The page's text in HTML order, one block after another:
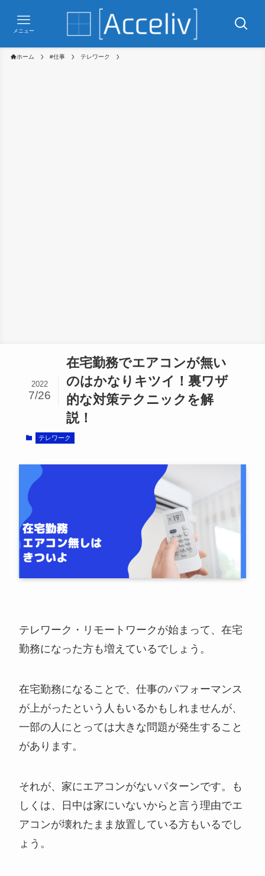
メニュー
ホーム #仕事 テレワーク
在宅勤務でエアコンが無い
のはかなりキツイ！裏ワザ
的な対策テクニックを解
説！
2022
7/26
テレワーク
テレワーク・リモートワークが始まって、在宅
勤務になった方も増えているでしょう。
在宅勤務になることで、仕事のパフォーマンス
が上がったという人もいるかもしれませんが、
一部の人にとっては大きな問題が発生すること
があります。
それが、家にエアコンがないパターンです。も
しくは、日中は家にいないからと言う理由でエ
アコンが壊れたまま放置している方もいるでし
ょう。